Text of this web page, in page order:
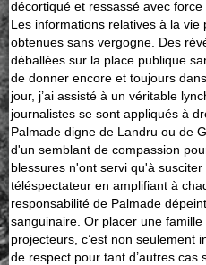
décortiqué et ressassé avec
Les informations relatives à la vie
obtenues sans vergogne. Des
déballées sur la place publique
de donner encore et toujours
jour, j’ai assisté à un véritable
journalistes se sont appliqués à
Palmade digne de Landru ou de
d'un semblant de compassion
blessures n'ont servi qu'à
téléspectateur en amplifiant à
responsabilité de Palmade
sanguinaire. Or placer une
projecteurs, c’est non seulement
de respect pour tant d’autres